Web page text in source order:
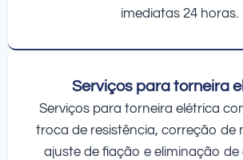
imediatas 24 horas.
Serviços para torneira
Serviços para torneira elétrica
troca de resistência, correção de
ajuste de fiação e eliminação de